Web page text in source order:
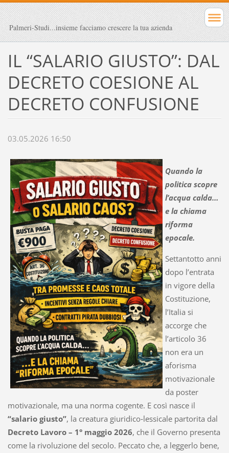
Palmeri-Studi...insieme facciamo crescere la tua azienda
IL “SALARIO GIUSTO”: DAL
DECRETO COESIONE AL
DECRETO CONFUSIONE
03.05.2026 16:50
Quando la
politica scopre
l’acqua calda…
e la chiama
riforma
epocale.
Settantotto anni
dopo l’entrata
in vigore della
Costituzione,
l’Italia si
accorge che
l’articolo 36
non era un
aforisma
motivazionale
da poster
motivazionale, ma una norma cogente. E così nasce il
“salario giusto”, la creatura giuridico‑lessicale partorita dal
Decreto Lavoro – 1° maggio 2026, che il Governo presenta
come la rivoluzione del secolo. Peccato che, a leggerlo bene,